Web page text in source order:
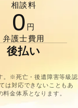
相談料
0 円
弁護士費用
後払い
。※死亡・後遺障害等級認
は対応できないこともあ
金体系となります。